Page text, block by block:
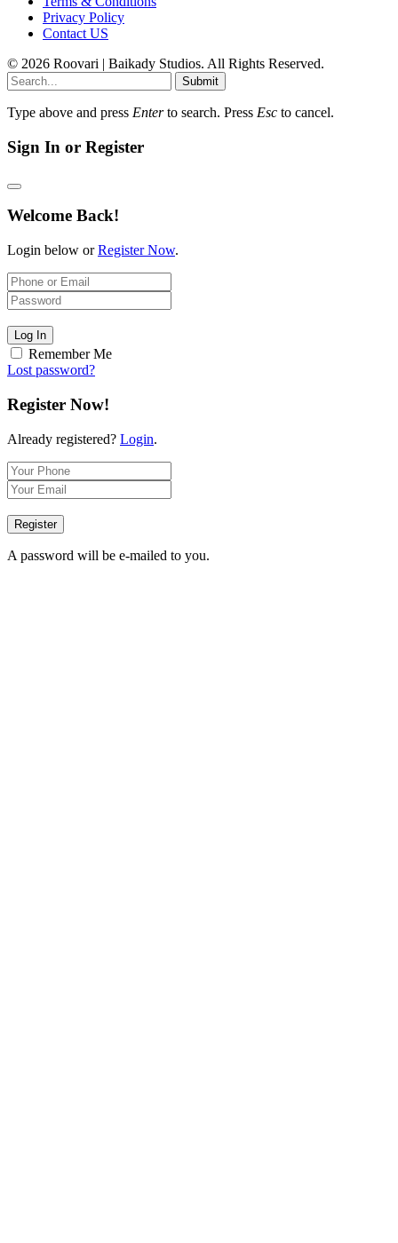
Privacy Policy
Contact US
© 2026 Roovari | Baikady Studios. All Rights Reserved.
Submit
Type above and press Enterto search. Press Esc to cancel.
Sign In or Register
Welcome Back!
Login below orRegister Now.
Log In
Remember Me
Lost password?
Register Now!
Already registered? Login.
Register
A password will be e-mailed to you.